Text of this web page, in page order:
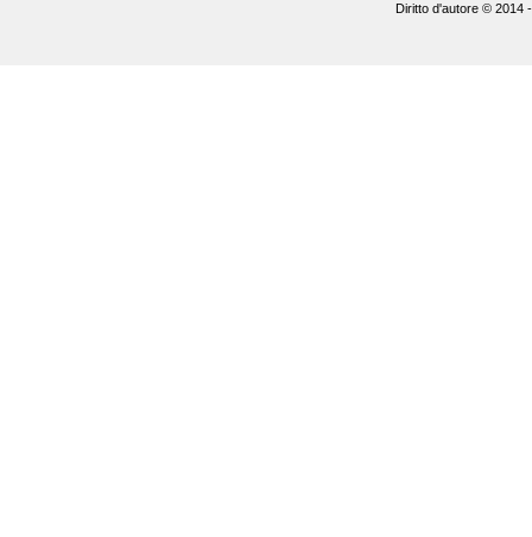
Diritto d'autore © 2014